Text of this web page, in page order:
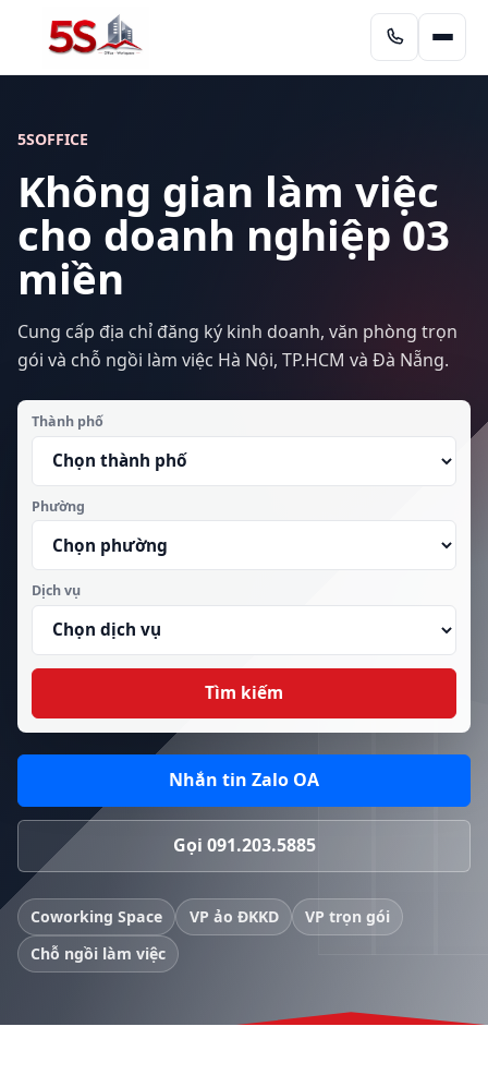
5SOFFICE
Không gian làm việc
cho doanh nghiệp 03
miền
Cung cấp địa chỉ đăng ký kinh doanh, văn phòng trọn
gói và chỗ ngồi làm việc Hà Nội, TP.HCM và Đà Nẵng.
Thành phố
Phường
Dịch vụ
Tìm kiếm
Nhắn tin Zalo OA
Gọi 091.203.5885
Coworking Space VP ảo ĐKKD
VP trọn gói
Chỗ ngồi làm việc